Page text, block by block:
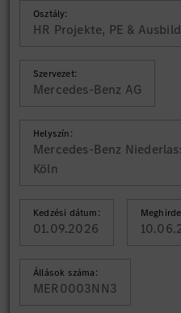
Osztály:
HR Projekte, PE &
Szervezet:
Mercedes-Benz AG
Helyszín:
Mercedes-Benz
Köln
Kedzési dátum:
01.09.2026
Állások száma:
MER0003NN3